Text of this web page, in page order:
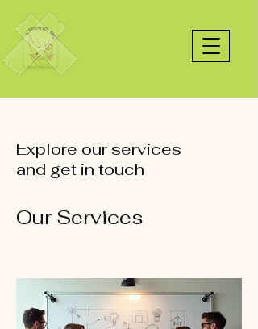
Explore our services
and get in touch
Our Services